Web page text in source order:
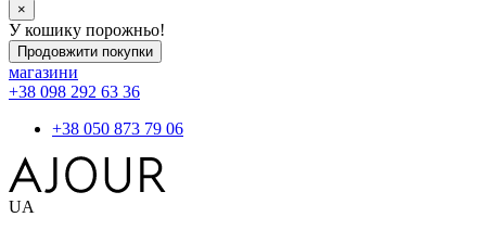
×
У кошику порожньо!
Продовжити покупки
магазини
+38 098 292 63 36
+38 050 873 79 06
UA